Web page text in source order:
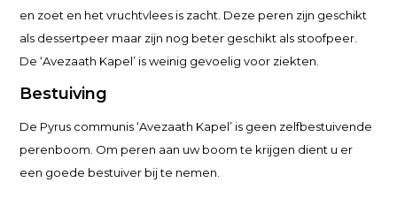
en zoet en het vruchtvlees is zacht. Deze peren zijn geschikt
als dessertpeer maar zijn nog beter geschikt als stoofpeer.
De ‘Avezaath Kapel’ is weinig gevoelig voor ziekten.
Bestuiving
De Pyrus communis ‘Avezaath Kapel’ is geen zelfbestuivende
perenboom. Om peren aan uw boom te krijgen dient u er
een goede bestuiver bij te nemen.